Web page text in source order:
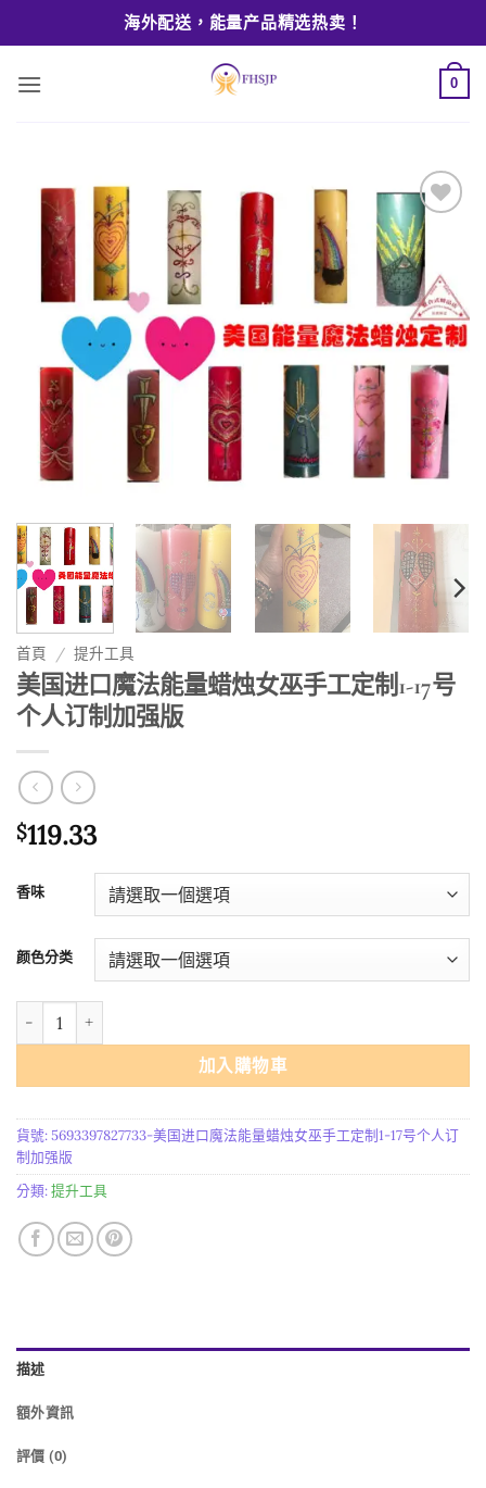
海外配送，能量产品精选热卖！
0
Add to
wishlist
首頁 / 提升工具
美国进口魔法能量蜡烛女巫手工定制1-17号
个人订制加强版
$119.33
香味
颜色分类
美国进口魔法能量蜡烛女巫手工定制1-17号个人订制加强版 數量
加入購物車
貨號:5693397827733-美国进口魔法能量蜡烛女巫手工定制1-17号个人订
制加强版
分類:提升工具
描述
額外資訊
評價 (0)